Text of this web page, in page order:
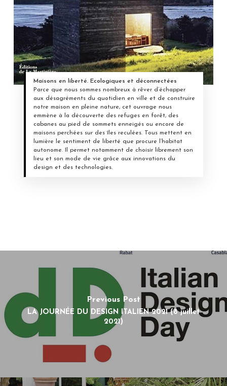
Maisons en liberté. Ecologiques et déconnectées
Parce que nous sommes nombreux à rêver d’échapper
aux désagréments du quotidien en ville et de construire
notre maison en pleine nature, cet ouvrage nous
emmène à la découverte des refuges en forêt, des
cabanes au pied de sommets enneigés ou encore de
maisons perchées sur des îles reculées. Tous mettent en
lumière le sentiment de liberté que procure l’habitat
autonome. Il permet notamment de choisir librement son
lieu et son mode de vie grâce aux innovations du
design et des technologies.
Previous Post
LA JOURNÉE DU DESIGN ITALIEN 2021 (8 juillet
2021)